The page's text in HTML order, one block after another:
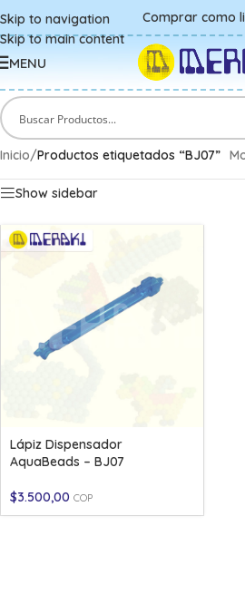
Skip to navigation
Skip to main content
Comprar como
MENU
Inicio/Productos etiquetados “BJ07”
Show sidebar
Lápiz Dispensador
AquaBeads – BJ07
$3.500,00 COP